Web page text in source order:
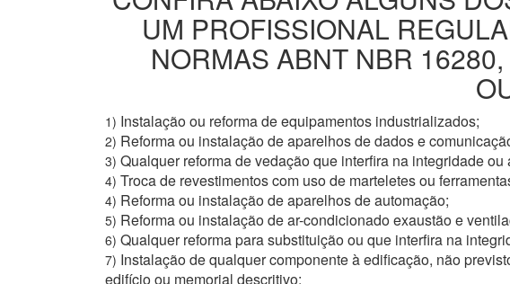
UM PROFISSIONAL
NORMAS ABNT NBR
1) Instalação ou reforma de equipamentos industrializados;
2) Reforma ou instalação de aparelhos de dados e
3) Qualquer reforma de vedação que interfira na integridade
4) Troca de revestimentos com uso de marteletes ou
4) Reforma ou instalação de aparelhos de automação;
5) Reforma ou instalação de ar-condicionado exaustão e
6) Qualquer reforma para substituição ou que interfira na
7) Instalação de qualquer componente à edificação, não
edifício ou memorial descritivo;